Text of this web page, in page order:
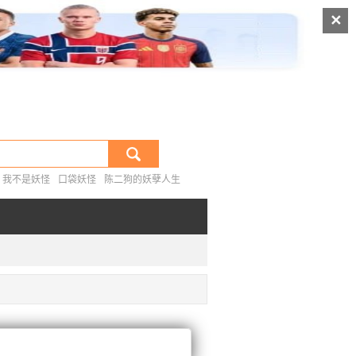
✕
排行榜 | 热门搜索
我不是妖怪 口袋妖怪 陈二狗的妖孽人生